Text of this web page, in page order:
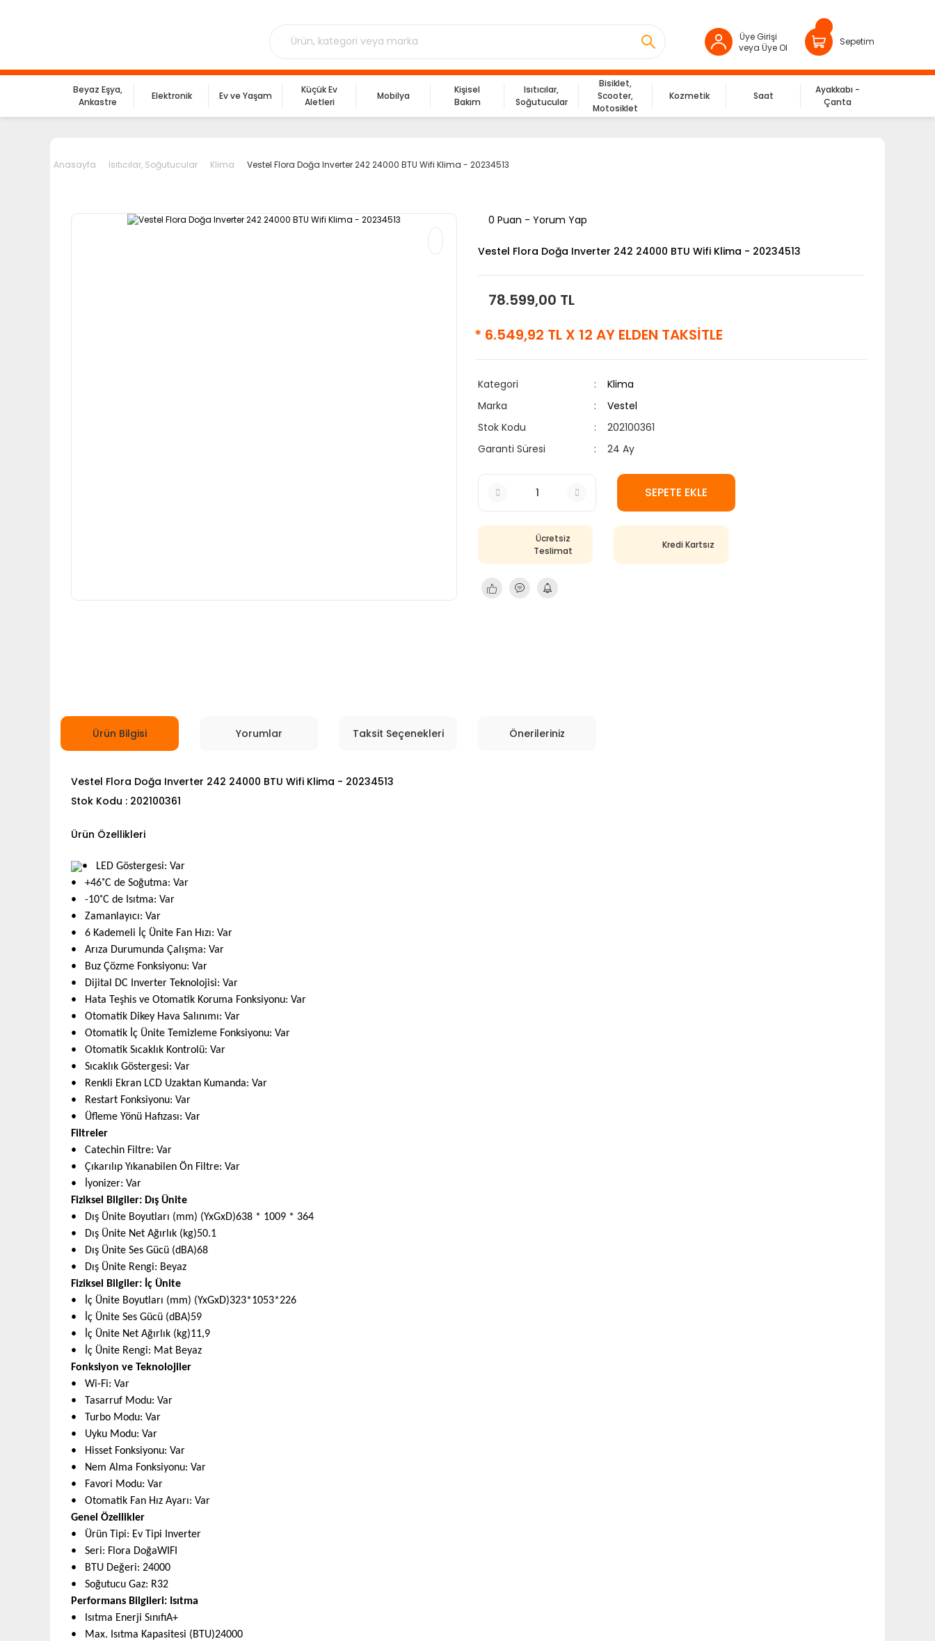
Üye Girişi
veya Üye Ol
Sepetim
Beyaz Eşya,
Ankastre
Elektronik Ev ve Yaşam
Küçük Ev
Aletleri
Mobilya
Kişisel
Bakım
Isıtıcılar,
Soğutucular
Bisiklet,
Scooter,
Motosiklet
Kozmetik Saat
Ayakkabı -
Çanta
Anasayfa Isıtıcılar, Soğutucular Klima Vestel Flora Doğa Inverter 242 24000 BTU Wifi Klima - 20234513
0 Puan - Yorum Yap
Vestel Flora Doğa Inverter 242 24000 BTU Wifi Klima - 20234513
78.599,00 TL
* 6.549,92 TL X 12 AY ELDEN TAKSİTLE
Kategori
Klima
Marka
Vestel
Stok Kodu
202100361
Garanti Süresi
24 Ay
SEPETE EKLE
Ücretsiz
Teslimat
Kredi Kartsız
Ürün Bilgisi Yorumlar Taksit Seçenekleri Önerileriniz
Vestel Flora Doğa Inverter 242 24000 BTU Wifi Klima - 20234513
Stok Kodu : 202100361
Ürün Özellikleri
• LED Göstergesi: Var
• +46˚C de Soğutma: Var
• -10˚C de Isıtma: Var
• Zamanlayıcı: Var
• 6 Kademeli İç Ünite Fan Hızı: Var
• Arıza Durumunda Çalışma: Var
• Buz Çözme Fonksiyonu: Var
• Dijital DC Inverter Teknolojisi: Var
• Hata Teşhis ve Otomatik Koruma Fonksiyonu: Var
• Otomatik Dikey Hava Salınımı: Var
• Otomatik İç Ünite Temizleme Fonksiyonu: Var
• Otomatik Sıcaklık Kontrolü: Var
• Sıcaklık Göstergesi: Var
• Renkli Ekran LCD Uzaktan Kumanda: Var
• Restart Fonksiyonu: Var
• Üfleme Yönü Hafızası: Var
Filtreler
• Catechin Filtre: Var
• Çıkarılıp Yıkanabilen Ön Filtre: Var
• İyonizer: Var
Fiziksel Bilgiler: Dış Ünite
• Dış Ünite Boyutları (mm) (YxGxD)638 * 1009 * 364
• Dış Ünite Net Ağırlık (kg)50.1
• Dış Ünite Ses Gücü (dBA)68
• Dış Ünite Rengi: Beyaz
Fiziksel Bilgiler: İç Ünite
• İç Ünite Boyutları (mm) (YxGxD)323*1053*226
• İç Ünite Ses Gücü (dBA)59
• İç Ünite Net Ağırlık (kg)11,9
• İç Ünite Rengi: Mat Beyaz
Fonksiyon ve Teknolojiler
• Wi-Fi: Var
• Tasarruf Modu: Var
• Turbo Modu: Var
• Uyku Modu: Var
• Hisset Fonksiyonu: Var
• Nem Alma Fonksiyonu: Var
• Favori Modu: Var
• Otomatik Fan Hız Ayarı: Var
Genel Özellikler
• Ürün Tipi: Ev Tipi Inverter
• Seri: Flora DoğaWIFI
• BTU Değeri: 24000
• Soğutucu Gaz: R32
Performans Bilgileri: Isıtma
• Isıtma Enerji SınıfıA+
• Max. Isıtma Kapasitesi (BTU)24000